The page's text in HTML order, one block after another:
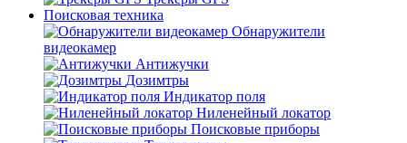
Поисковая техника
Обнаружители
видеокамер
Антижучки
Дозимтры
Индикатор поля
Ниленейный локатор
Поисковые приборы